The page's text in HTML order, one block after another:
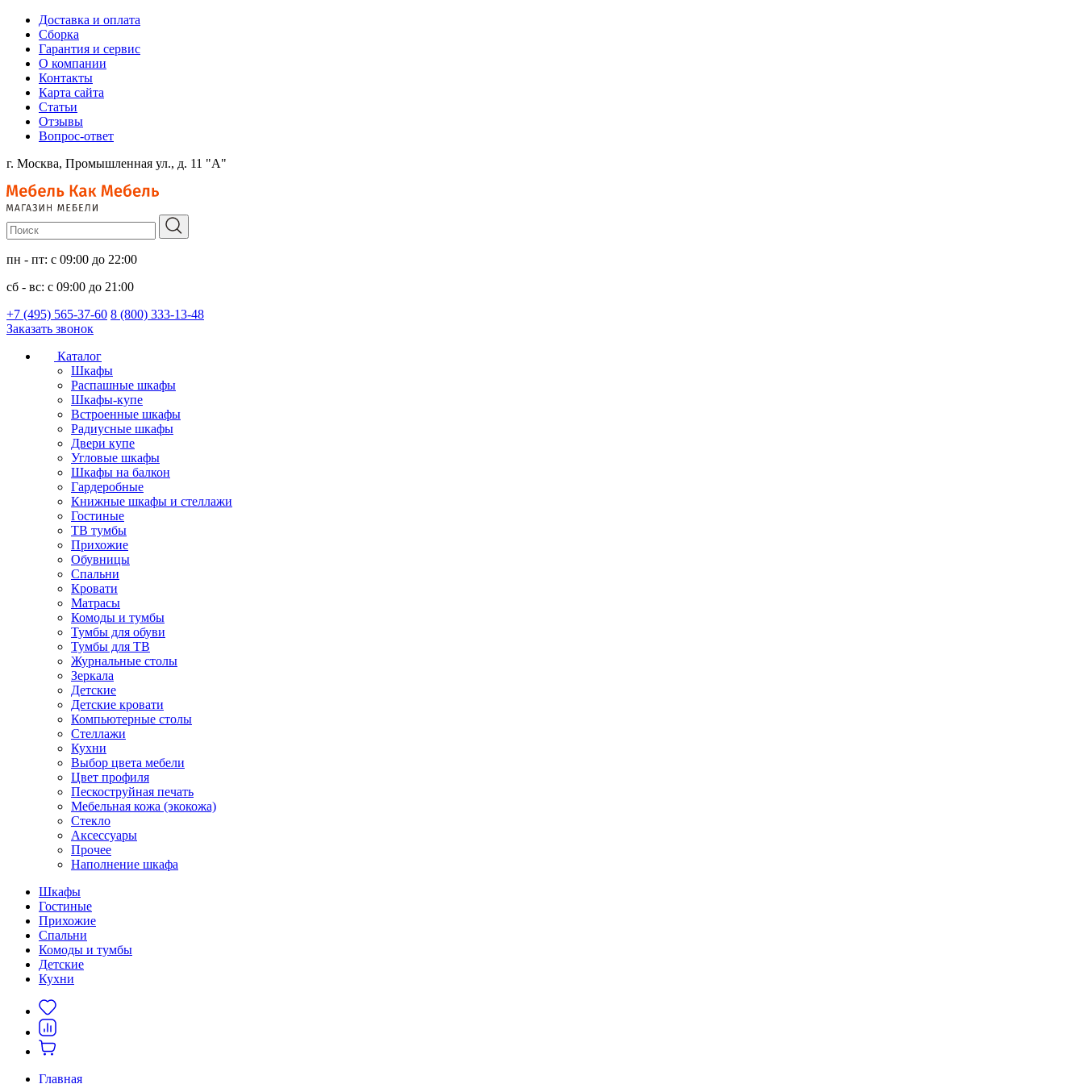
Доставка и оплата
Сборка
Гарантия и сервис
О компании
Контакты
Карта сайта
Статьи
Отзывы
Вопрос-ответ
г. Москва, Промышленная ул., д. 11 "А"
пн - пт: с 09:00 до 22:00
сб - вс: с 09:00 до 21:00
+7 (495) 565-37-60 8 (800) 333-13-48
Заказать звонок
Каталог
Шкафы
Распашные шкафы
Шкафы-купе
Встроенные шкафы
Радиусные шкафы
Двери купе
Угловые шкафы
Шкафы на балкон
Гардеробные
Книжные шкафы и стеллажи
Гостиные
ТВ тумбы
Прихожие
Обувницы
Спальни
Кровати
Матрасы
Комоды и тумбы
Тумбы для обуви
Тумбы для ТВ
Журнальные столы
Зеркала
Детские
Детские кровати
Компьютерные столы
Стеллажи
Кухни
Выбор цвета мебели
Цвет профиля
Пескоструйная печать
Мебельная кожа (экокожа)
Стекло
Аксессуары
Прочее
Наполнение шкафа
Шкафы
Гостиные
Прихожие
Спальни
Комоды и тумбы
Детские
Кухни
Главная